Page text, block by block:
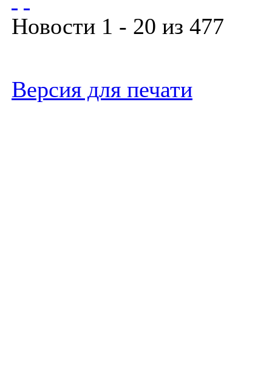
Новости 1 - 20 из 477
Версия для печати